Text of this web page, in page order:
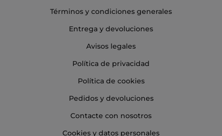
Términos y condiciones generales
Entrega y devoluciones
Avisos legales
Política de privacidad
Política de cookies
Pedidos y devoluciones
Contacte con nosotros
Cookies y datos personales